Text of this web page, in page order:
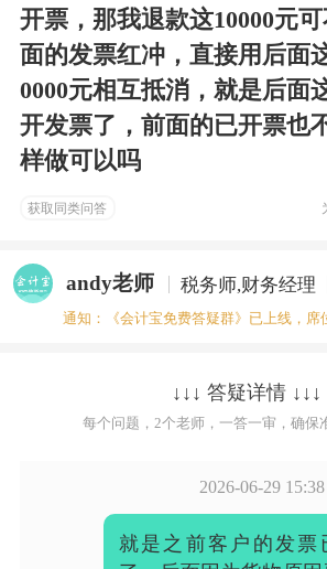
开票，那我退款这10000元
面的发票红冲，直接用后面
0000元相互抵消，就是后面
开发票了，前面的已开票也
样做可以吗
获取同类问答
andy老师 税务师,财务经理
通知：《会计宝免费答疑群》已上线，席
↓↓↓ 答疑详情 ↓↓↓
每个问题，2个老师，一答一审，确保
2026-06-29 15:38
就是之前客户的发票